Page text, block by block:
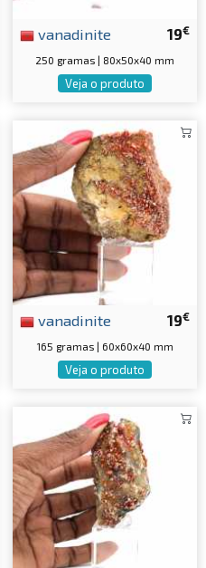
19€
vanadinite
250 gramas | 80x50x40 mm
Veja o produto
19€
vanadinite
165 gramas | 60x60x40 mm
Veja o produto